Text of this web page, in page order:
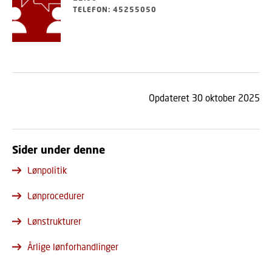
TELEFON: 45255050
Opdateret 30 oktober 2025
Sider under denne
Lønpolitik
Lønprocedurer
Lønstrukturer
Årlige lønforhandlinger